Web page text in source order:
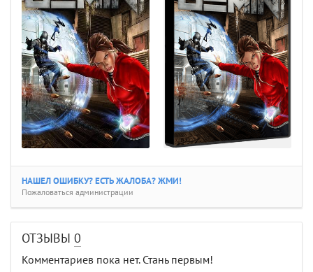
НАШЕЛ ОШИБКУ? ЕСТЬ ЖАЛОБА? ЖМИ!
Пожаловаться администрации
ОТЗЫВЫ 0
Комментариев пока нет. Стань первым!